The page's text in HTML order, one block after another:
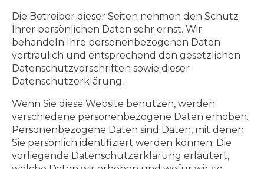
Die Betreiber dieser Seiten nehmen den Schutz
Ihrer persönlichen Daten sehr ernst. Wir
behandeln Ihre personenbezogenen Daten
vertraulich und entsprechend den gesetzlichen
Datenschutzvorschriften sowie dieser
Datenschutzerklärung.
Wenn Sie diese Website benutzen, werden
verschiedene personenbezogene Daten erhoben.
Personenbezogene Daten sind Daten, mit denen
Sie persönlich identifiziert werden können. Die
vorliegende Datenschutzerklärung erläutert,